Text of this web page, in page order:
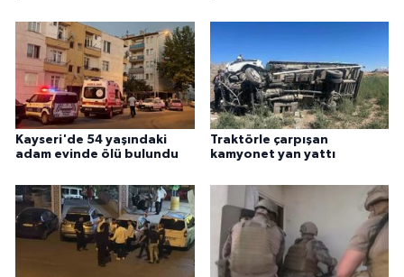
Kayseri'de 54 yaşındaki
adam evinde ölü bulundu
Traktörle çarpışan
kamyonet yan yattı